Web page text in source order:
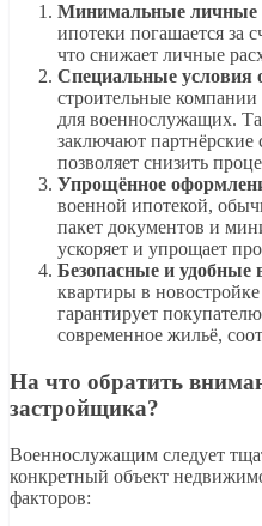
Минимальные личные
ипотеки погашается за
что снижает личные
Специальные условия
строительные
для военнослужащих.
заключают партнёрские
позволяет снизить
Упрощённое
военной ипотекой,
пакет документов и
ускоряет и упрощает
Безопасные и
квартиры в
гарантирует
современное жильё,
На что обратить
застройщика?
Военнослужащим следует
конкретный объект
факторов: